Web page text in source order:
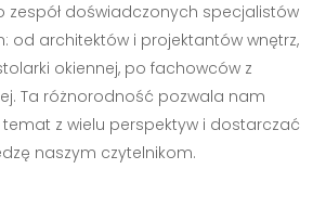
zespół doświadczonych specjalistów
od architektów i projektantów wnętrz,
okiennej, po fachowców z
Ta różnorodność pozwala nam
z wielu perspektyw i dostarczać
naszym czytelnikom.